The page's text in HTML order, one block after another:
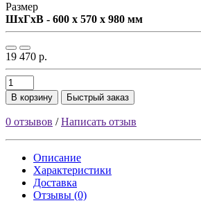
Размер
ШxГxВ - 600 x 570 x 980 мм
19 470 р.
В корзину Быстрый заказ
0 отзывов /Написать отзыв
Описание
Характеристики
Доставка
Отзывы (0)